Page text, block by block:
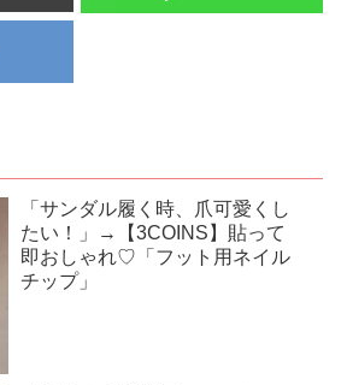
「サンダル履く時、爪可愛くし
たい！」→【3COINS】貼って
即おしゃれ♡「フット用ネイル
チップ」